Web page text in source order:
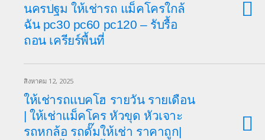
นครปฐม ให้เช่ารถ แม็คโครใกล้
ฉัน pc30 pc60 pc120 – รับรื้อ
ถอน เครียร์พื้นที่
สิงหาคม 12, 2025
ให้เช่ารถแบคโฮ รายวัน รายเดือน
| ให้เช่าแม็คโคร หัวขุด หัวเจาะ‎
รถหกล้อ รถดั๊มให้เช่า ราคาถูก‎|